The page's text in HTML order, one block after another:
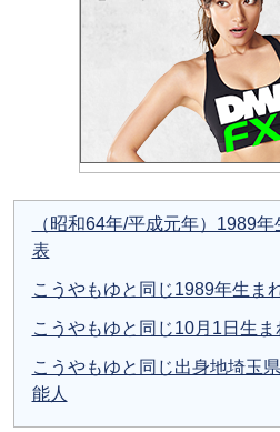
（昭和64年/平成元年）1989
表
こうやもゆと同じ1989年生ま
こうやもゆと同じ10月1日生
こうやもゆと同じ出身地埼玉
能人